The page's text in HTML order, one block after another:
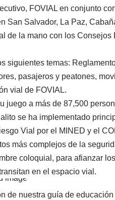
FOVIAL en conjunto
San Salvador, La Paz,
de la mano con los Consejos
siguientes temas:
pasajeros y peatones,
vial de FOVIAL.
juego a más de 87,500
se ha implementado
Vial por el MINED y el
más complejos de la
coloquial, para afianzar
en el espacio vial.
de nuestra guía de